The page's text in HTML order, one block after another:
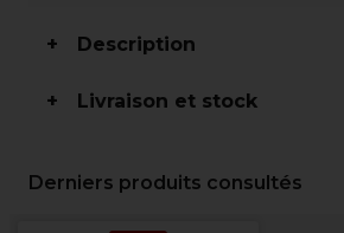
Description
Livraison et stock
Derniers produits consultés